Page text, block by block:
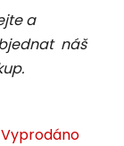
a
náš
Vyprodáno